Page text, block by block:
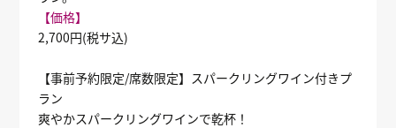
【価格】
2,700円(税サ込)
【事前予約限定/席数限定】スパークリングワイン付きプ
ラン
爽やかスパークリングワインで乾杯！